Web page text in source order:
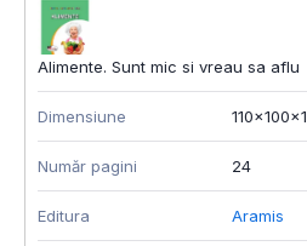
Alimente. Sunt mic si vreau sa aflu
Dimensiune 110x100x1
Număr pagini 24
Editura Aramis